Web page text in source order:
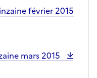
février 2015
mars 2015